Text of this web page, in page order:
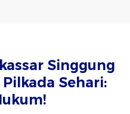
Singgung
Pilkada Sehari: